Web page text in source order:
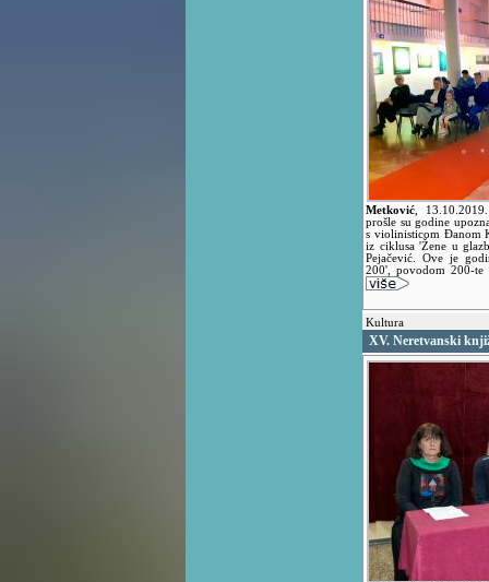
Metković
prošle su godine
s violinisticom Đanom
iz ciklusa 'Žene u
Pejačević. Ove je
200', povodom 200-te
Kultura
XV. Neretvanski